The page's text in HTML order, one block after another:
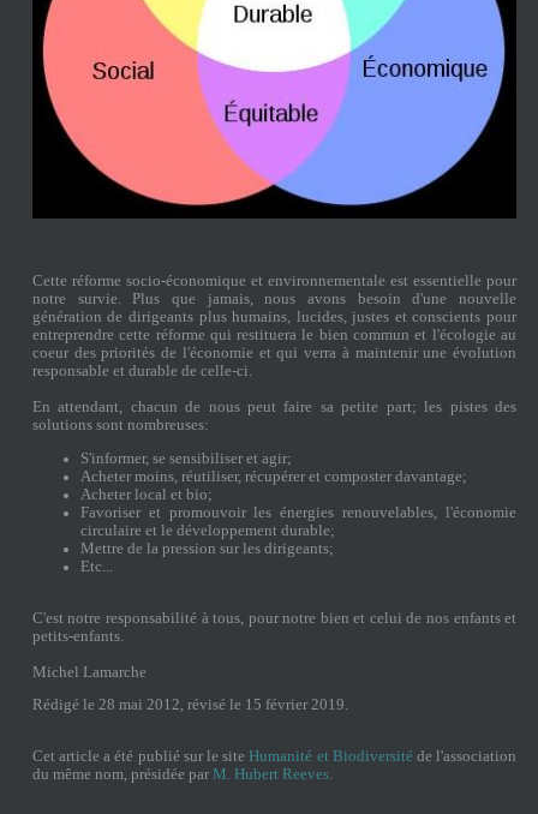
Cette réforme socio-économique et environnementale est essentielle pour
notre survie. Plus que jamais, nous avons besoin d'une nouvelle
génération de dirigeants plus humains, lucides, justes et conscients pour
entreprendre cette réforme qui restituera le bien commun et l'écologie au
coeur des priorités de l'économie et qui verra à maintenir une évolution
responsable et durable de celle-ci.
En attendant, chacun de nous peut faire sa petite part; les pistes des
solutions sont nombreuses:
S'informer, se sensibiliser et agir;
Acheter moins, réutiliser, récupérer et composter davantage;
Acheter local et bio;
Favoriser et promouvoir les énergies renouvelables, l'économie
circulaire et le développement durable;
Mettre de la pression sur les dirigeants;
Etc...
C'est notre responsabilité à tous, pour notre bien et celui de nos enfants et
petits-enfants.
Michel Lamarche
Rédigé le 28 mai 2012, révisé le 15 février 2019.
Cet article a été publié sur le site Humanité et Biodiversité de l'association
du même nom, présidée par M. Hubert Reeves.